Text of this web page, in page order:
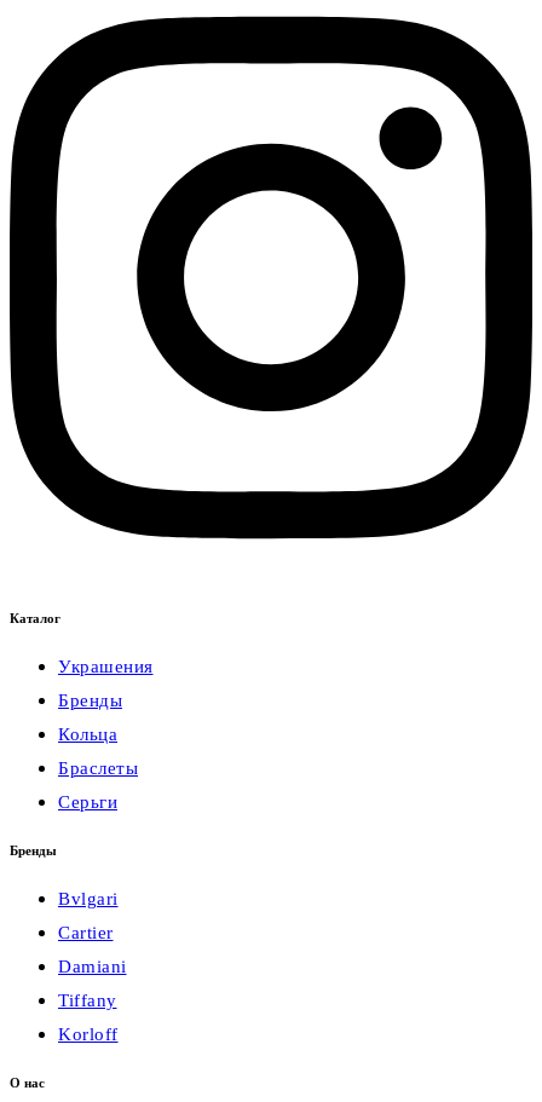
Каталог
Украшения
Бренды
Кольца
Браслеты
Серьги
Бренды
Bvlgari
Cartier
Damiani
Tiffany
Korloff
О нас